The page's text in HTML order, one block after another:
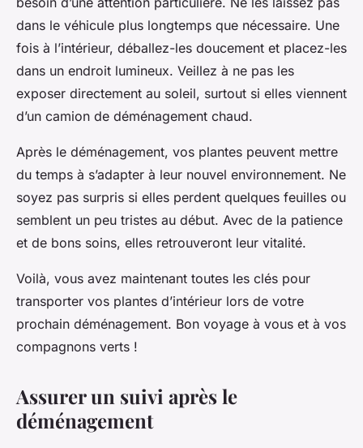
dans le véhicule plus longtemps que nécessaire. Une
fois à l’intérieur, déballez-les doucement et placez-les
dans un endroit lumineux. Veillez à ne pas les
exposer directement au soleil, surtout si elles viennent
d’un camion de déménagement chaud.
Après le déménagement, vos plantes peuvent mettre
du temps à s’adapter à leur nouvel environnement. Ne
soyez pas surpris si elles perdent quelques feuilles ou
semblent un peu tristes au début. Avec de la patience
et de bons soins, elles retrouveront leur vitalité.
Voilà, vous avez maintenant toutes les clés pour
transporter vos plantes d’intérieur lors de votre
prochain déménagement. Bon voyage à vous et à vos
compagnons verts !
Assurer un suivi après le
déménagement